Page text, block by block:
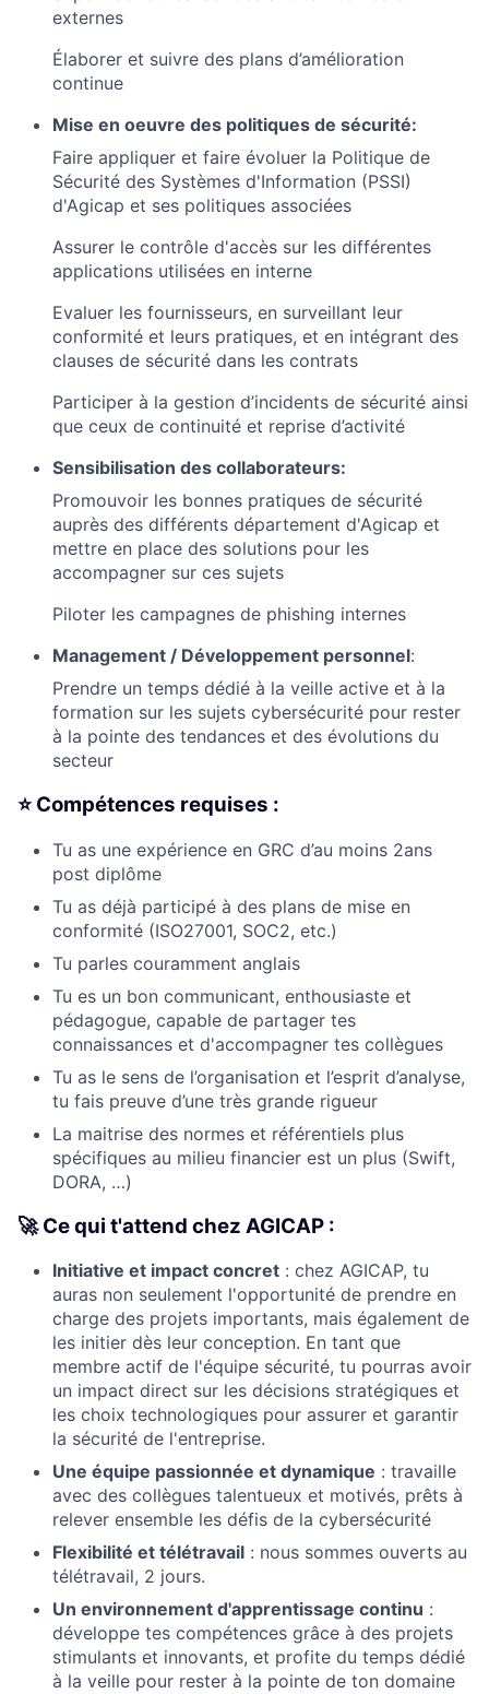
externes
Élaborer et suivre des plans d’amélioration
continue
Mise en oeuvre des politiques de sécurité:
Faire appliquer et faire évoluer la Politique de
Sécurité des Systèmes d'Information (PSSI)
d'Agicap et ses politiques associées
Assurer le contrôle d'accès sur les différentes
applications utilisées en interne
Evaluer les fournisseurs, en surveillant leur
conformité et leurs pratiques, et en intégrant des
clauses de sécurité dans les contrats
Participer à la gestion d’incidents de sécurité ainsi
que ceux de continuité et reprise d’activité
Sensibilisation des collaborateurs:
Promouvoir les bonnes pratiques de sécurité
auprès des différents département d'Agicap et
mettre en place des solutions pour les
accompagner sur ces sujets
Piloter les campagnes de phishing internes
Management / Développement personnel:
Prendre un temps dédié à la veille active et à la
formation sur les sujets cybersécurité pour rester
à la pointe des tendances et des évolutions du
secteur
⭐️ Compétences requises :
Tu as une expérience en GRC d’au moins 2ans
post diplôme
Tu as déjà participé à des plans de mise en
conformité (ISO27001, SOC2, etc.)
Tu parles couramment anglais
Tu es un bon communicant, enthousiaste et
pédagogue, capable de partager tes
connaissances et d'accompagner tes collègues
Tu as le sens de l’organisation et l’esprit d’analyse,
tu fais preuve d’une très grande rigueur
La maitrise des normes et référentiels plus
spécifiques au milieu financier est un plus (Swift,
DORA, …)
🚀 Ce qui t'attend chez AGICAP :
Initiative et impact concret : chez AGICAP, tu
auras non seulement l'opportunité de prendre en
charge des projets importants, mais également de
les initier dès leur conception. En tant que
membre actif de l'équipe sécurité, tu pourras avoir
un impact direct sur les décisions stratégiques et
les choix technologiques pour assurer et garantir
la sécurité de l'entreprise.
Une équipe passionnée et dynamique : travaille
avec des collègues talentueux et motivés, prêts à
relever ensemble les défis de la cybersécurité
Flexibilité et télétravail : nous sommes ouverts au
télétravail, 2 jours.
Un environnement d'apprentissage continu :
développe tes compétences grâce à des projets
stimulants et innovants, et profite du temps dédié
à la veille pour rester à la pointe de ton domaine